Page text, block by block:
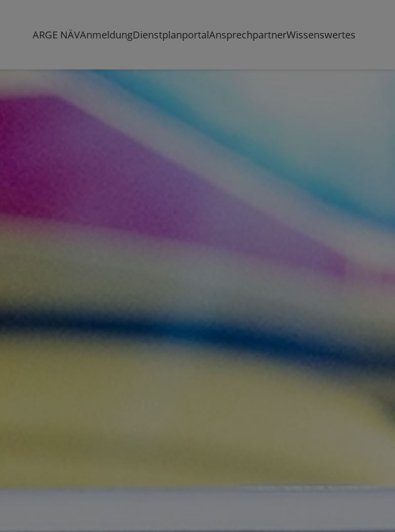
ARGE NÄVAnmeldungDienstplanportalAnsprechpartnerWissenswertes